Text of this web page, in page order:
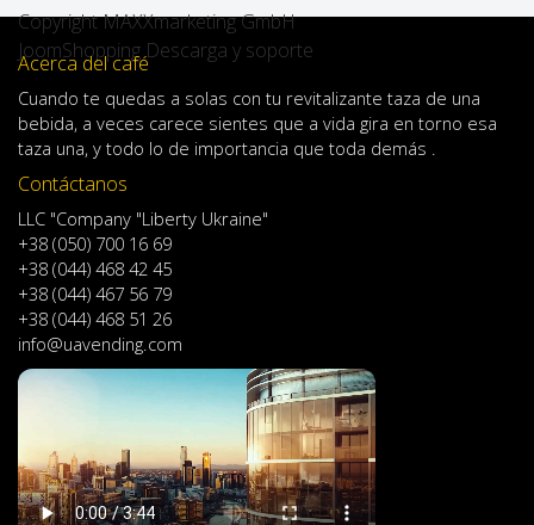
Copyright MAXXmarketing GmbH
JoomShopping Descarga y soporte
Acerca del café
Cuando te quedas a solas con tu revitalizante taza de una
bebida, a veces carece sientes que a vida gira en torno esa
taza una, y todo lo de importancia que toda demás .
Contáctanos
LLC "Company "Liberty Ukraine"
+38 (050) 700 16 69
+38 (044) 468 42 45
+38 (044) 467 56 79
+38 (044) 468 51 26
info@uavending.com